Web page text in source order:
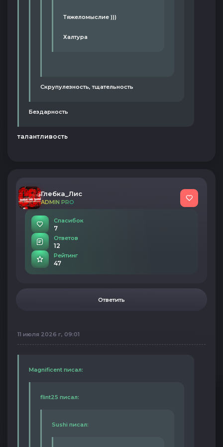
Тяжеломыслие )))
Халтура
Скрупулезность, тщательность
Бездарность
талантливость
Глебка_Лис
ADMIN PRO
Спасибок
7
Ответов
12
Рейтинг
47
Ответить
11 июля 2026 г, 09:01
Magnificent писал:
flint25 писал:
Sushi писал: